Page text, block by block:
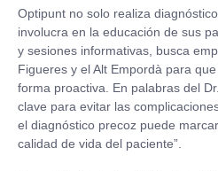
Optipunt no solo realiza
involucra en la educación de sus
y sesiones informativas, busca
Figueres y el Alt Empordà para
forma proactiva. En palabras del
clave para evitar las
el diagnóstico precoz puede
calidad de vida del paciente”.